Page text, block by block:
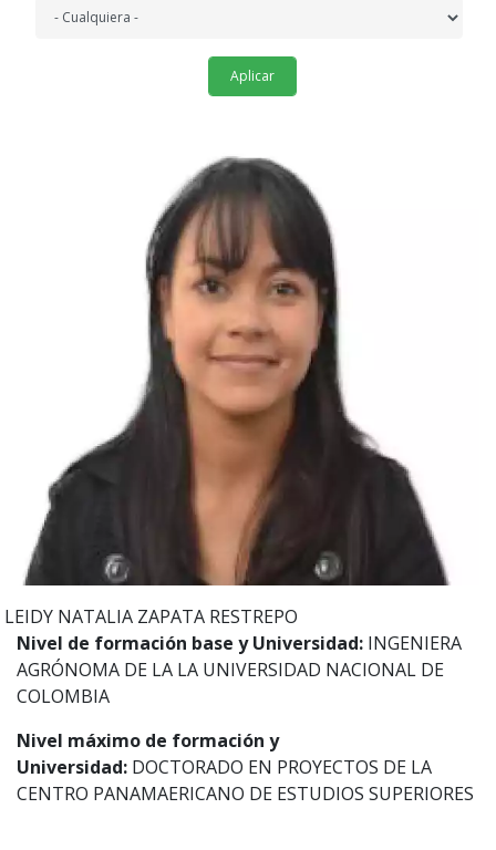
LEIDY NATALIA ZAPATA RESTREPO
Nivel de formación base y Universidad: INGENIERA
AGRÓNOMA DE LA LA UNIVERSIDAD NACIONAL DE
COLOMBIA
Nivel máximo de formación y
Universidad: DOCTORADO EN PROYECTOS DE LA
CENTRO PANAMAERICANO DE ESTUDIOS SUPERIORES